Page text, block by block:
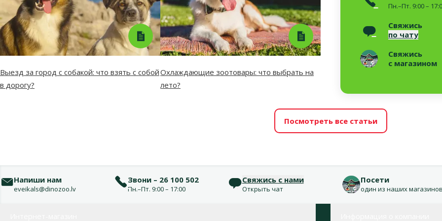
Пн.–Пт. 9:00 –
Свяжись
по чату
Свяжись
с магазином
Выезд за город с собакой: что взять с собой
в дорогу?
Охлаждающие зоотовары: что выбрать на
лето?
Посмотреть все статьи
Напиши нам
eveikals@dinozoo.lv
Звони – 26 100 502
Пн.–Пт. 9:00 – 17:00
Свяжись с нами
Открыть чат
Посети
один из наших